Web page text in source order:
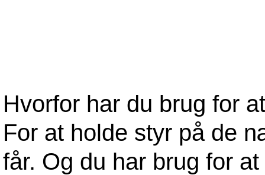
Hvorfor har du brug for
For at holde styr på de
får. Og du har brug for